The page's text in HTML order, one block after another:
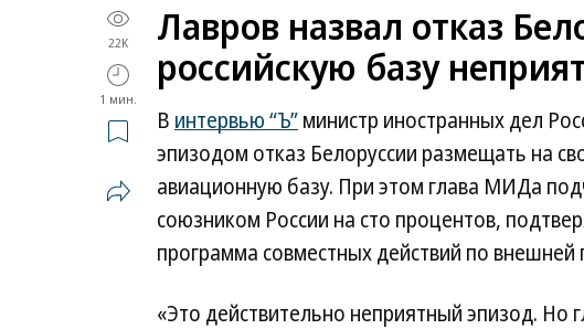
22K
1 мин.
Лавров назвал отказ
российскую базу
В интервью “Ъ”министр иностранных дел
эпизодом отказ Белоруссии размещать на
авиационную базу. При этом глава МИДа
союзником России на сто процентов,
программа совместных действий по внешней
«Это действительно неприятный эпизод.